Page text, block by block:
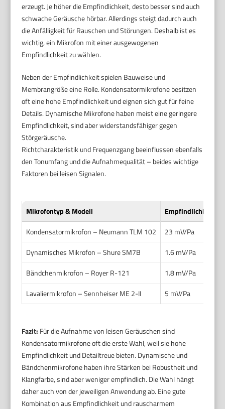
erzeugt. Je höher die Empfindlichkeit, desto besser sind auch
schwache Geräusche hörbar. Allerdings steigt dadurch auch
die Anfälligkeit für Rauschen und Störungen. Deshalb ist es
wichtig, ein Mikrofon mit einer ausgewogenen
Empfindlichkeit zu wählen.
Neben der Empfindlichkeit spielen Bauweise und
Membrangröße eine Rolle. Kondensatormikrofone besitzen
oft eine hohe Empfindlichkeit und eignen sich gut für feine
Details. Dynamische Mikrofone haben meist eine geringere
Empfindlichkeit, sind aber widerstandsfähiger gegen
Störgeräusche.
Richtcharakteristik und Frequenzgang beeinflussen ebenfalls
den Tonumfang und die Aufnahmequalität – beides wichtige
Faktoren bei leisen Signalen.
Mikrofontyp & Modell
Empfindlichkeit
Kondensatormikrofon – Neumann TLM 102
23 mV/Pa
Dynamisches Mikrofon – Shure SM7B
1.6 mV/Pa
Bändchenmikrofon – Royer R-121
1.8 mV/Pa
Lavaliermikrofon – Sennheiser ME 2-II
5 mV/Pa
Fazit: Für die Aufnahme von leisen Geräuschen sind
Kondensatormikrofone oft die erste Wahl, weil sie hohe
Empfindlichkeit und Detailtreue bieten. Dynamische und
Bändchenmikrofone haben ihre Stärken bei Robustheit und
Klangfarbe, sind aber weniger empfindlich. Die Wahl hängt
daher auch von der jeweiligen Anwendung ab. Eine gute
Kombination aus Empfindlichkeit und rauscharmem